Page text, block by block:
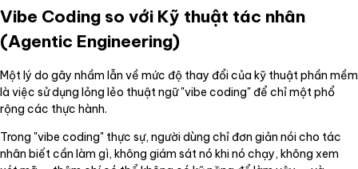
Vibe Coding so với Kỹ thuật tác nhân
(Agentic Engineering)
Một lý do gây nhầm lẫn về mức độ thay đổi của kỹ thuật phần mềm
là việc sử dụng lỏng lẻo thuật ngữ "vibe coding" để chỉ một phổ
rộng các thực hành.
Trong "vibe coding" thực sự, người dùng chỉ đơn giản nói cho tác
nhân biết cần làm gì, không giám sát nó khi nó chạy, không xem